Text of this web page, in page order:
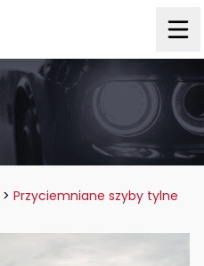
> Przyciemniane szyby tylne